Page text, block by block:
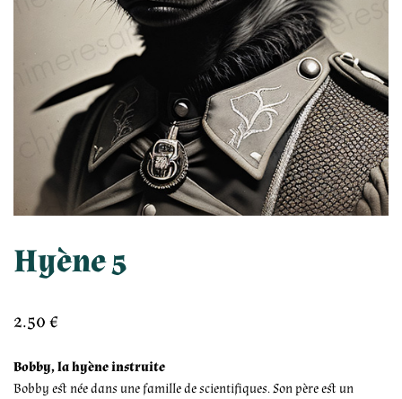
Hyène 5
2.50€
Bobby, la hyène instruite
Bobby est née dans une famille de scientifiques. Son père est un